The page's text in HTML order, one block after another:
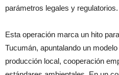
parámetros legales y regulatorios.
Esta operación marca un hito
Tucumán, apuntalando un
producción local, cooperación